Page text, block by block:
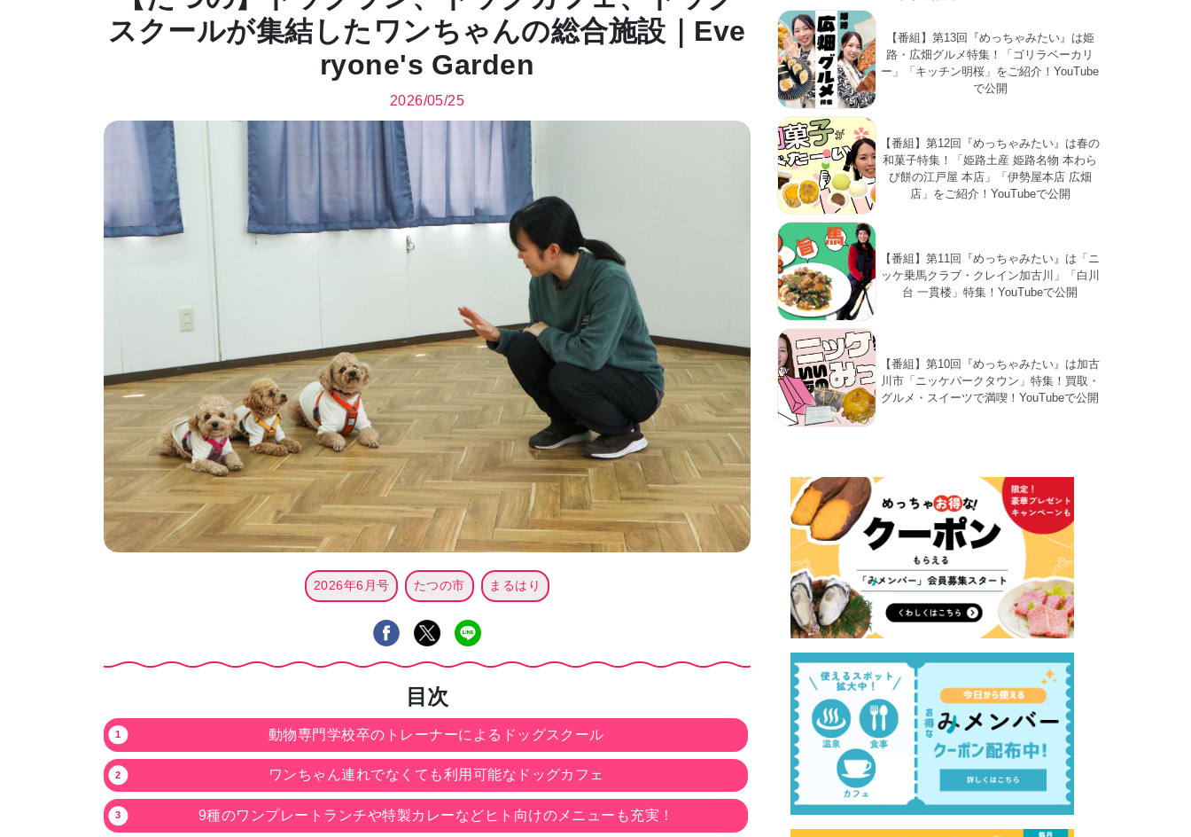
スクールが集結したワンちゃんの総合施設｜Eve
ryone's Garden
2026/05/25
2026年6月号 たつの市 まるはり
目次
動物専門学校卒のトレーナーによるドッグスクール
ワンちゃん連れでなくても利用可能なドッグカフェ
9種のワンプレートランチや特製カレーなどヒト向けのメニューも充実！
【番組】第13回『めっちゃみたい』は姫
路・広畑グルメ特集！「ゴリラベーカリ
ー」「キッチン明桜」をご紹介！YouTube
で公開
【番組】第12回『めっちゃみたい』は春の
和菓子特集！「姫路土産 姫路名物 本わら
び餅の江戸屋 本店」「伊勢屋本店 広畑
店」をご紹介！YouTubeで公開
【番組】第11回『めっちゃみたい』は「ニ
ッケ乗馬クラブ・クレイン加古川」「白川
台 一貫楼」特集！YouTubeで公開
【番組】第10回『めっちゃみたい』は加古
川市「ニッケパークタウン」特集！買取・
グルメ・スイーツで満喫！YouTubeで公開